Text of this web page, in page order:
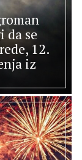
da se
12.
iz